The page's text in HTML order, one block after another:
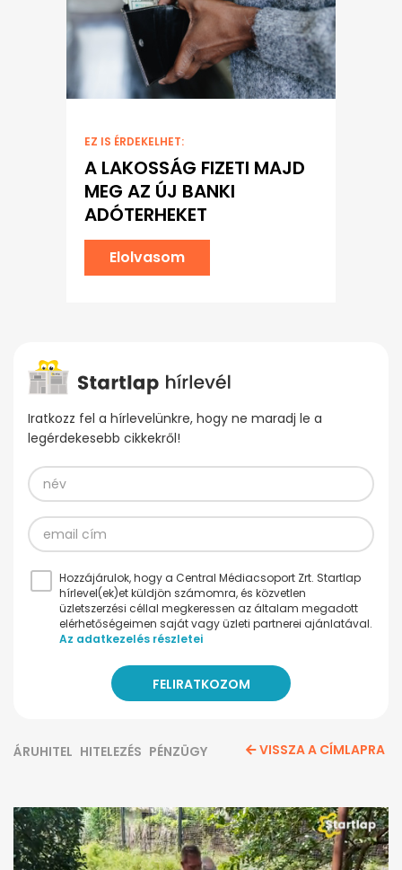
EZ IS ÉRDEKELHET:
A LAKOSSÁG FIZETI MAJD
MEG AZ ÚJ BANKI
ADÓTERHEKET
Elolvasom
Iratkozz fel a hírlevelünkre, hogy ne maradj le a
legérdekesebb cikkekről!
Hozzájárulok, hogy a Central Médiacsoport Zrt. Startlap
hírlevel(ek)et küldjön számomra, és közvetlen
üzletszerzési céllal megkeressen az általam megadott
elérhetőségeimen saját vagy üzleti partnerei ajánlatával.
Az adatkezelés részletei
ÁRUHITEL HITELEZÉS PÉNZÜGY VISSZA A CÍMLAPRA